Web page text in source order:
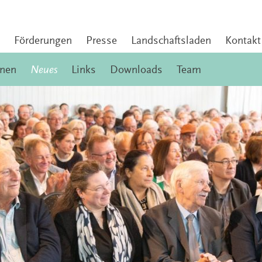
Förderungen Presse Landschaftsladen Kontakt
Neues Links Downloads Team